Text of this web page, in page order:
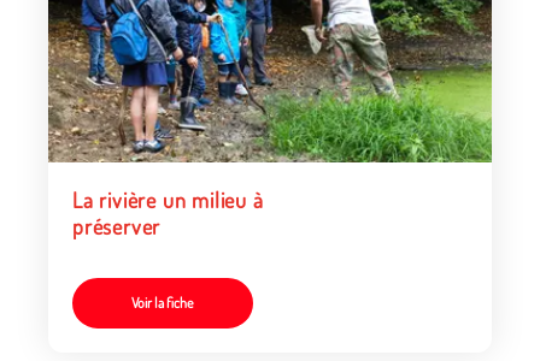
La rivière un milieu à
préserver
Voir la fiche